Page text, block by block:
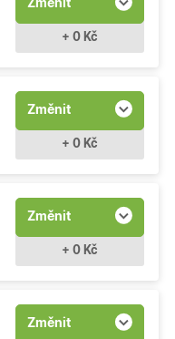
Změnit
+ 0 Kč
Změnit
+ 0 Kč
Změnit
+ 0 Kč
Změnit